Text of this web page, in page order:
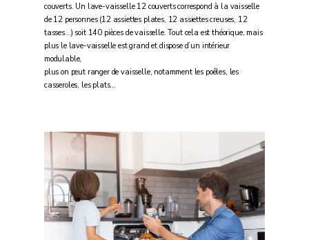
couverts. Un lave-vaisselle 12 couverts correspond à la vaisselle
de 12 personnes (12 assiettes plates, 12 assiettes creuses, 12
tasses…) soit 140 pièces de vaisselle. Tout cela est théorique, mais
plus le lave-vaisselle est grand et dispose d’un intérieur
modulable,
plus on peut ranger de vaisselle, notamment les poêles, les
casseroles, les plats…